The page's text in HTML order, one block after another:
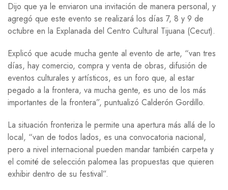
Dijo que ya le enviaron una invitación de manera personal, y
agregó que este evento se realizará los días 7, 8 y 9 de
octubre en la Explanada del Centro Cultural Tijuana (Cecut).
Explicó que acude mucha gente al evento de arte, “van tres
días, hay comercio, compra y venta de obras, difusión de
eventos culturales y artísticos, es un foro que, al estar
pegado a la frontera, va mucha gente, es uno de los más
importantes de la frontera”, puntualizó Calderón Gordillo.
La situación fronteriza le permite una apertura más allá de lo
local, “van de todos lados, es una convocatoria nacional,
pero a nivel internacional pueden mandar también carpeta y
el comité de selección palomea las propuestas que quieren
exhibir dentro de su festival”.